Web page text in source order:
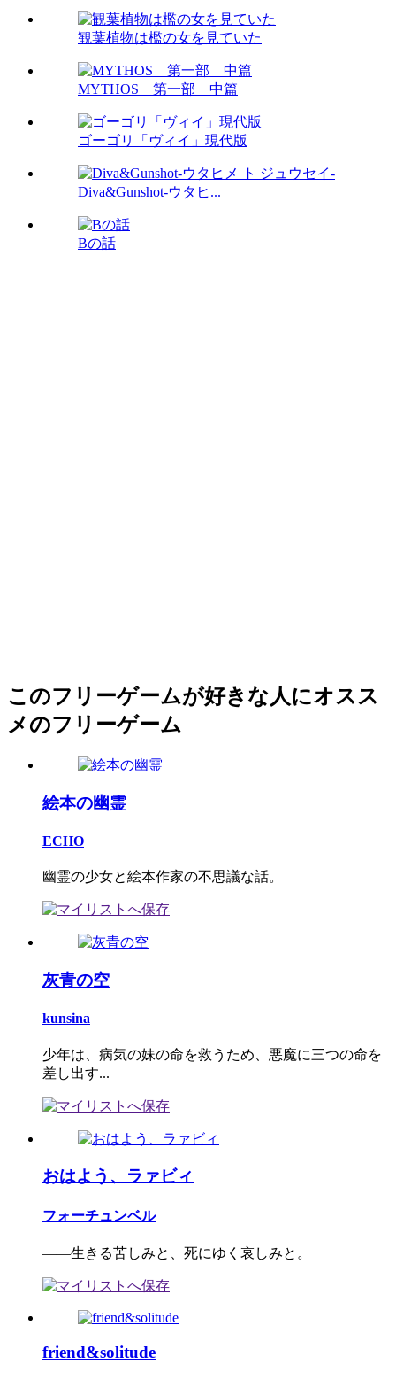
観葉植物は檻の女を見ていた
MYTHOS 第一部 中篇
ゴーゴリ「ヴィイ」現代版
Diva&Gunshot-ウタヒ...
Bの話
このフリーゲームが好きな人にオスス
メのフリーゲーム
絵本の幽霊
ECHO
幽霊の少女と絵本作家の不思議な話。
灰青の空
kunsina
少年は、病気の妹の命を救うため、悪魔に三つの命を
差し出す...
おはよう、ラァビィ
フォーチュンベル
――生きる苦しみと、死にゆく哀しみと。
friend&solitude